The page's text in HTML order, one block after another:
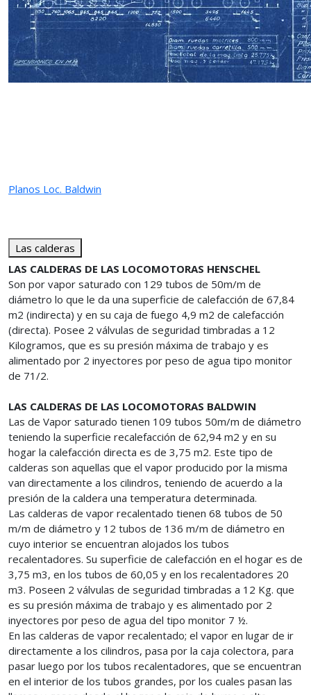
Planos Loc. Baldwin
Las calderas
LAS CALDERAS DE LAS LOCOMOTORAS HENSCHEL
Son por vapor saturado con 129 tubos de 50m/m de
diámetro lo que le da una superficie de calefacción de 67,84
m2 (indirecta) y en su caja de fuego 4,9 m2 de calefacción
(directa). Posee 2 válvulas de seguridad timbradas a 12
Kilogramos, que es su presión máxima de trabajo y es
alimentado por 2 inyectores por peso de agua tipo monitor
de 71/2.
LAS CALDERAS DE LAS LOCOMOTORAS BALDWIN
Las de Vapor saturado tienen 109 tubos 50m/m de diámetro
teniendo la superficie recalefacción de 62,94 m2 y en su
hogar la calefacción directa es de 3,75 m2. Este tipo de
calderas son aquellas que el vapor producido por la misma
van directamente a los cilindros, teniendo de acuerdo a la
presión de la caldera una temperatura determinada.
Las calderas de vapor recalentado tienen 68 tubos de 50
m/m de diámetro y 12 tubos de 136 m/m de diámetro en
cuyo interior se encuentran alojados los tubos
recalentadores. Su superficie de calefacción en el hogar es de
3,75 m3, en los tubos de 60,05 y en los recalentadores 20
m3. Poseen 2 válvulas de seguridad timbradas a 12 Kg. que
es su presión máxima de trabajo y es alimentado por 2
inyectores por peso de agua del tipo monitor 7 ½.
En las calderas de vapor recalentado; el vapor en lugar de ir
directamente a los cilindros, pasa por la caja colectora, para
pasar luego por los tubos recalentadores, que se encuentran
en el interior de los tubos grandes, por los cuales pasan las